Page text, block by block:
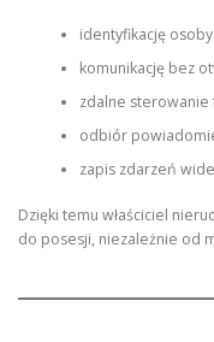
identyfikację
komunikację bez
zdalne sterowanie
odbiór
zapis zdarzeń
Dzięki temu właściciel
do posesji, niezależnie od